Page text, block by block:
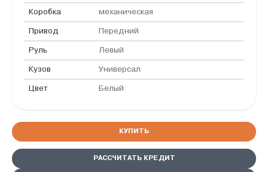
Коробка механическая
Привод Передний
Руль Левый
Кузов Универсал
Цвет Белый
КУПИТЬ
РАССЧИТАТЬ КРЕДИТ